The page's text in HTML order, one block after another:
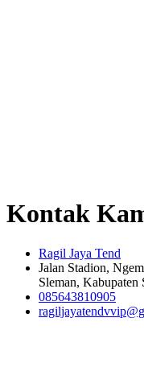
Kontak
Ragil Jaya Tend
Jalan Stadion,
Sleman, Kabupaten
085643810905